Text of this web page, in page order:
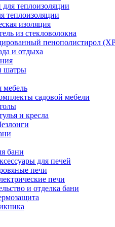
теплоизоляции
теплоизоляции
изоляция
из стекловолокна
пенополистирол
и отдыха
шатры
мебель
садовой мебели
и кресла
бани
для печей
печи
печи
и отделка бани